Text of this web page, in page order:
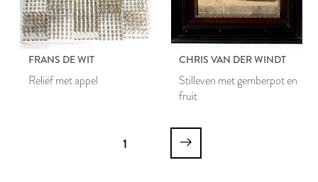
FRANS DE WIT
Reliëf met appel
CHRIS VAN DER WINDT
Stilleven met gemberpot en
fruit
1